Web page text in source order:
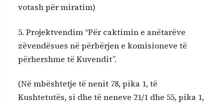
votash për miratim)
5. Projektvendim “Për caktimin e anëtarëve
zëvendësues në përbërjen e komisioneve të
përhershme të Kuvendit”.
(Në mbështetje të nenit 78, pika 1, të
Kushtetutës, si dhe të neneve 21/1 dhe 55, pika 1,